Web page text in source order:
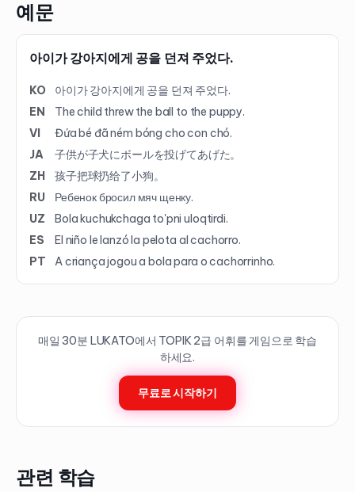
예문
아이가 강아지에게 공을 던져 주었다.
KO
아이가 강아지에게 공을 던져 주었다.
EN
The child threw the ball to the puppy.
VI
Đứa bé đã ném bóng cho con chó.
JA
子供が子犬にボールを投げてあげた。
ZH
孩子把球扔给了小狗。
RU
Ребенок бросил мяч щенку.
UZ
Bola kuchukchaga to'pni uloqtirdi.
ES
El niño le lanzó la pelota al cachorro.
PT
A criança jogou a bola para o cachorrinho.
매일 30분 LUKATO에서 TOPIK2급 어휘를 게임으로 학습
하세요.
무료로 시작하기
관련 학습